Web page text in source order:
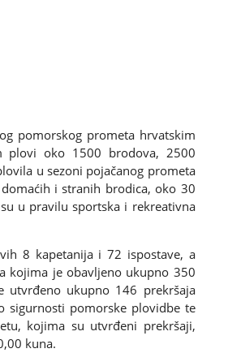
pomorskog prometa hrvatskim
plovi oko 1500 brodova, 2500
u sezoni pojačanog prometa
i stranih brodica, oko 30
u pravilu sportska i rekreativna
8 kapetanija i 72 ispostave, a
kojima je obavljeno ukupno 350
utvrđeno ukupno 146 prekršaja
sigurnosti pomorske plovidbe te
kojima su utvrđeni prekršaji,
kuna.